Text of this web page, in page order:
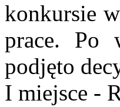
konkursie
prace. Po
podjęto
I miejsce -